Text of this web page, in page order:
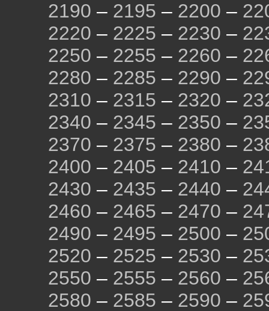
2190 – 2195 – 2200 –
2220 – 2225 – 2230 –
2250 – 2255 – 2260 –
2280 – 2285 – 2290 –
2310 – 2315 – 2320 –
2340 – 2345 – 2350 –
2370 – 2375 – 2380 –
2400 – 2405 – 2410 –
2430 – 2435 – 2440 –
2460 – 2465 – 2470 –
2490 – 2495 – 2500 –
2520 – 2525 – 2530 –
2550 – 2555 – 2560 –
2580 – 2585 – 2590 –